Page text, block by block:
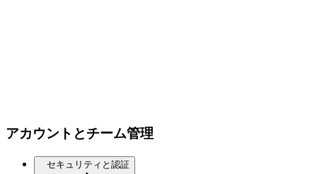
アカウントとチーム管理
セキュリティと認証